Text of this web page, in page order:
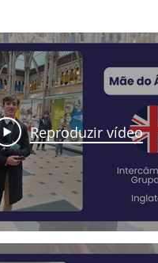
Reproduzir vídeo